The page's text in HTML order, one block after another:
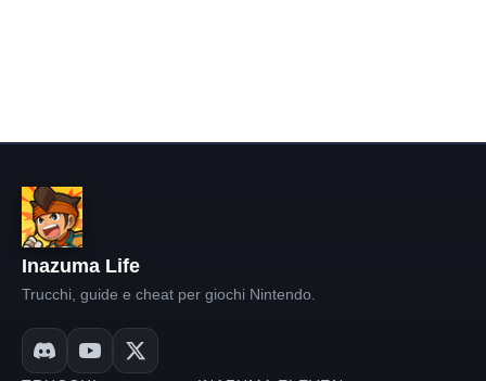
Inazuma Life
Trucchi, guide e cheat per giochi Nintendo.